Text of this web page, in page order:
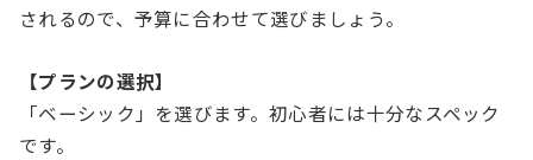
されるので、予算に合わせて選びましょう。
【プランの選択】
「ベーシック」を選びます。初心者には十分なスペック
です。